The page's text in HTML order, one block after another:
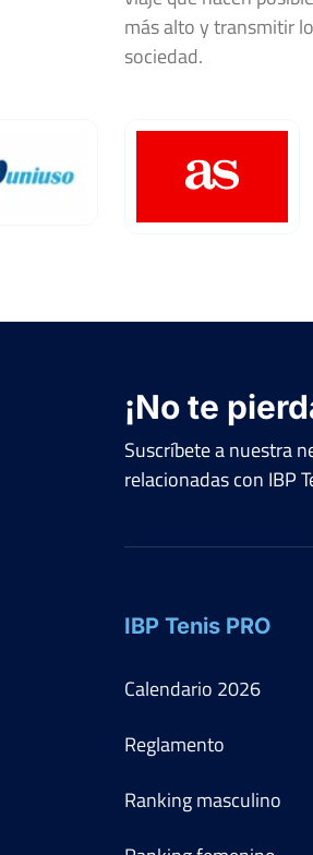
más alto y transmitir
sociedad.
¡No te
Suscríbete a nuestra
relacionadas con IBP
IBP Tenis PRO
Calendario 2026
Reglamento
Ranking masculino